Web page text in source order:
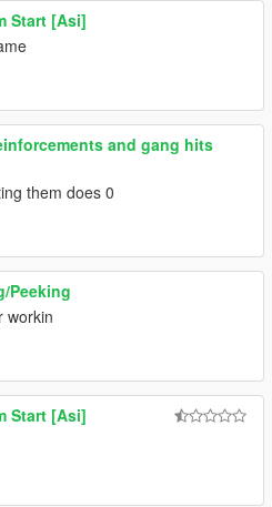
Start [Asi]
and gang hits
them does 0
Peeking
workin
Start [Asi]